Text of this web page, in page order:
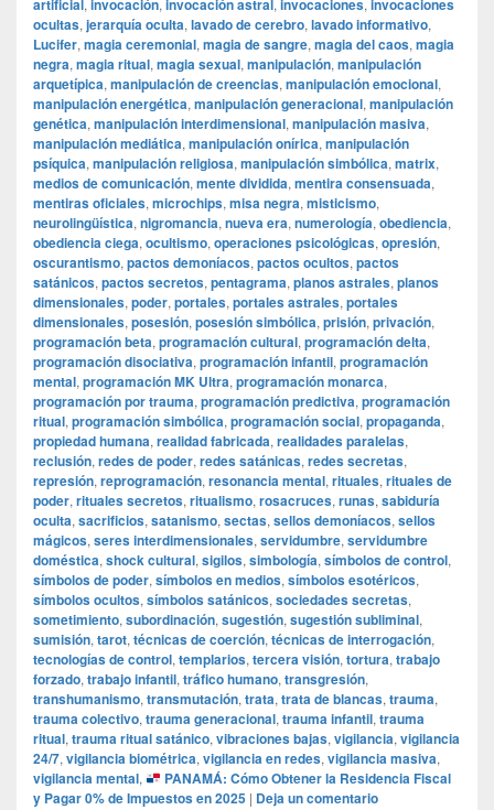
artificial, invocación, invocación astral, invocaciones, invocaciones
ocultas, jerarquía oculta, lavado de cerebro, lavado informativo,
Lucifer, magia ceremonial, magia de sangre, magia del caos, magia
negra, magia ritual, magia sexual, manipulación, manipulación
arquetípica, manipulación de creencias, manipulación emocional,
manipulación energética, manipulación generacional, manipulación
genética, manipulación interdimensional, manipulación masiva,
manipulación mediática, manipulación onírica, manipulación
psíquica, manipulación religiosa, manipulación simbólica, matrix,
medios de comunicación, mente dividida, mentira consensuada,
mentiras oficiales, microchips, misa negra, misticismo,
neurolingüística, nigromancia, nueva era, numerología, obediencia,
obediencia ciega, ocultismo, operaciones psicológicas, opresión,
oscurantismo, pactos demoníacos, pactos ocultos, pactos
satánicos, pactos secretos, pentagrama, planos astrales, planos
dimensionales, poder, portales, portales astrales, portales
dimensionales, posesión, posesión simbólica, prisión, privación,
programación beta, programación cultural, programación delta,
programación disociativa, programación infantil, programación
mental, programación MK Ultra, programación monarca,
programación por trauma, programación predictiva, programación
ritual, programación simbólica, programación social, propaganda,
propiedad humana, realidad fabricada, realidades paralelas,
reclusión, redes de poder, redes satánicas, redes secretas,
represión, reprogramación, resonancia mental, rituales, rituales de
poder, rituales secretos, ritualismo, rosacruces, runas, sabiduría
oculta, sacrificios, satanismo, sectas, sellos demoníacos, sellos
mágicos, seres interdimensionales, servidumbre, servidumbre
doméstica, shock cultural, sigilos, simbología, símbolos de control,
símbolos de poder, símbolos en medios, símbolos esotéricos,
símbolos ocultos, símbolos satánicos, sociedades secretas,
sometimiento, subordinación, sugestión, sugestión subliminal,
sumisión, tarot, técnicas de coerción, técnicas de interrogación,
tecnologías de control, templarios, tercera visión, tortura, trabajo
forzado, trabajo infantil, tráfico humano, transgresión,
transhumanismo, transmutación, trata, trata de blancas, trauma,
trauma colectivo, trauma generacional, trauma infantil, trauma
ritual, trauma ritual satánico, vibraciones bajas, vigilancia, vigilancia
24/7, vigilancia biométrica, vigilancia en redes, vigilancia masiva,
vigilancia mental,
PANAMÁ: Cómo Obtener la Residencia Fiscal
y Pagar 0% de Impuestos en 2025 | Deja un comentario